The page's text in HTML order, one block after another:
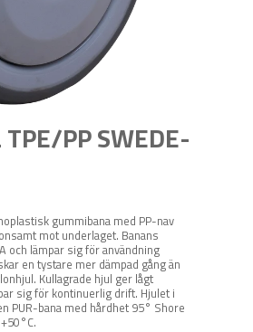
TPE/PP SWEDE-
gummibana med PP-nav
mot underlaget. Banans
och lämpar sig för användning
en tystare mer dämpad gång än
Kullagrade hjul ger lågt
sig för kontinuerlig drift. Hjulet i
PUR-bana med hårdhet 95° Shore